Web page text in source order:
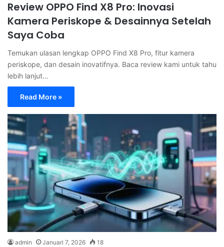
Review OPPO Find X8 Pro: Inovasi
Kamera Periskope & Desainnya Setelah
Saya Coba
Temukan ulasan lengkap OPPO Find X8 Pro, fitur kamera
periskope, dan desain inovatifnya. Baca review kami untuk tahu
lebih lanjut…
Read More »
admin Januari 7, 2026 18